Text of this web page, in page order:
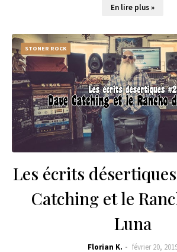
En lire plus »
STONER ROCK
Les écrits
Catching et le
Luna
Florian K. février 20,